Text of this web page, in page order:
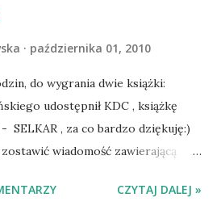
października 01, 2010
do wygrania dwie książki:
udostępnił KDC , książkę
SELKAR , za co bardzo dziękuję:)
wiadomość zawierającą
w niedzielę o 8:00. Zapraszam
CZYTAJ DALEJ »